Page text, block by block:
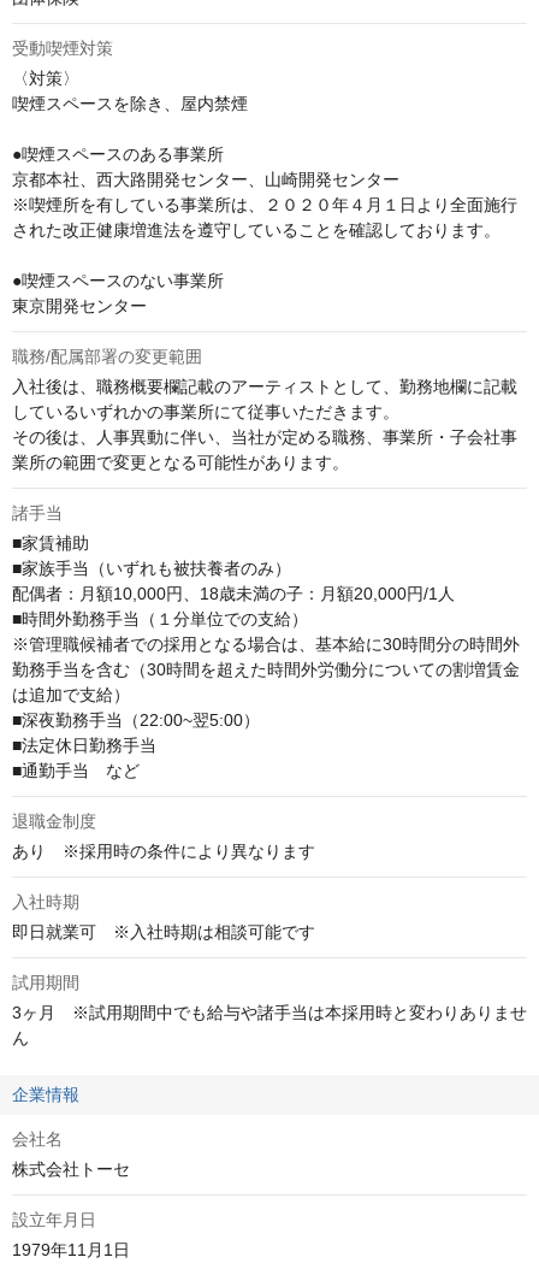
受動喫煙対策
〈対策〉
喫煙スペースを除き、屋内禁煙
●喫煙スペースのある事業所
京都本社、西大路開発センター、山崎開発センター
※喫煙所を有している事業所は、２０２０年４月１日より全面施行
された改正健康増進法を遵守していることを確認しております。
●喫煙スペースのない事業所
東京開発センター
職務/配属部署の変更範囲
入社後は、職務概要欄記載のアーティストとして、勤務地欄に記載
しているいずれかの事業所にて従事いただきます。
その後は、人事異動に伴い、当社が定める職務、事業所・子会社事
業所の範囲で変更となる可能性があります。
諸手当
■家賃補助
■家族手当（いずれも被扶養者のみ）
配偶者：月額10,000円、18歳未満の子：月額20,000円/1人
■時間外勤務手当（１分単位での支給）
※管理職候補者での採用となる場合は、基本給に30時間分の時間外
勤務手当を含む（30時間を超えた時間外労働分についての割増賃金
は追加で支給）
■深夜勤務手当（22:00~翌5:00）
■法定休日勤務手当
■通勤手当　など
退職金制度
あり　※採用時の条件により異なります
入社時期
即日就業可　※入社時期は相談可能です
試用期間
3ヶ月　※試用期間中でも給与や諸手当は本採用時と変わりありませ
ん
企業情報
会社名
株式会社トーセ
設立年月日
1979年11月1日